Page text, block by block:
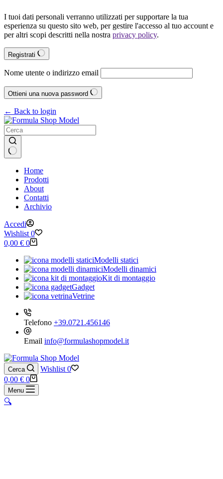
I tuoi dati personali verranno utilizzati per supportare la tua
esperienza su questo sito web, per gestire l'accesso al tuo account e
per altri scopi descritti nella nostra privacy policy.
Registrati
Nome utente o indirizzo email
Ottieni una nuova password
← Back to login
risultatoHome
Prodotti
About
Contatti
Archivio
Accedi
Wishlist 0
Carrello
0,00 € 0
Modelli statici
Modelli dinamici
Kit di montaggio
Gadget
Vetrine
Telefono +39.0721.456146
Email info@formulashopmodel.it
Cerca Wishlist 0
Carrello
0,00 € 0
Menu
🔍